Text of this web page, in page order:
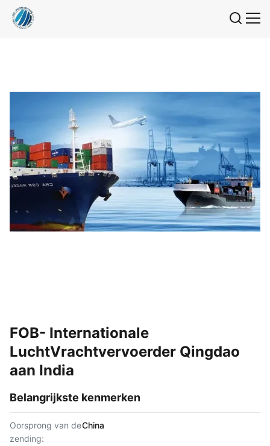
FOB- Internationale
LuchtVrachtvervoerder Qingdao
aan India
Belangrijkste kenmerken
Oorsprong van de
zending:
China